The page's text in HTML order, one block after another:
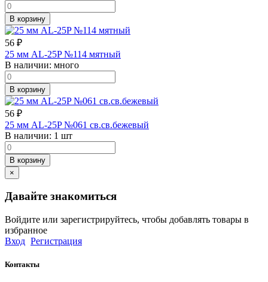
В корзину
56 ₽
25 мм AL-25P №114 мятный
В наличии: много
В корзину
56 ₽
25 мм AL-25P №061 св.св.бежевый
В наличии: 1 шт
В корзину
×
Давайте знакомиться
Войдите или зарегистрируйтесь, чтобы добавлять товары в
избранное
Вход Регистрация
Контакты